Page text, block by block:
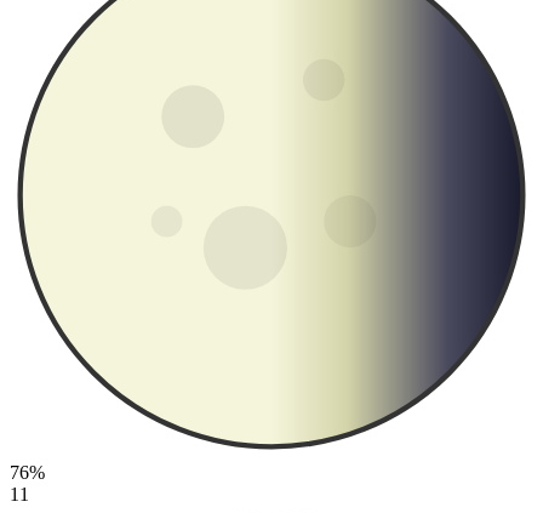
76%
11